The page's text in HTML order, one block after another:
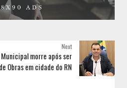
Next
morre após ser
Obras em cidade do RN